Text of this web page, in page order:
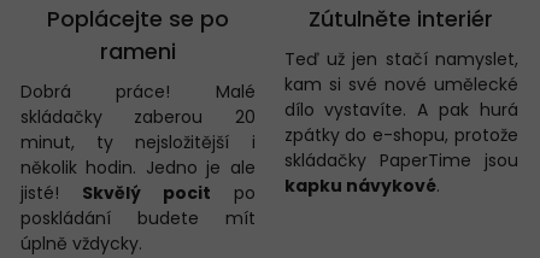
Poplácejte se po
rameni
Dobrá práce! Malé
skládačky zaberou 20
minut, ty nejsložitější i
několik hodin. Jedno je ale
jisté! Skvělý pocit po
poskládání budete mít
úplně vždycky.
Zútulněte interiér
Teď už jen stačí namyslet,
kam si své nové umělecké
dílo vystavíte. A pak hurá
zpátky do e-shopu, protože
skládačky PaperTime jsou
kapku návykové.